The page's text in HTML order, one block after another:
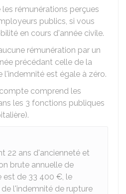
rémunérations perçues
publics, si vous
en cours d'année civile.
rémunération par un
précédant celle de la
l'indemnité est égale à zéro.
comprend les
les 3 fonctions publiques
22 ans d'ancienneté et
brute annuelle de
est de 33 400 €, le
l'indemnité de rupture